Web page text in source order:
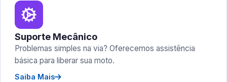
Suporte Mecânico
Problemas simples na via? Oferecemos assistência
básica para liberar sua moto.
Saiba Mais